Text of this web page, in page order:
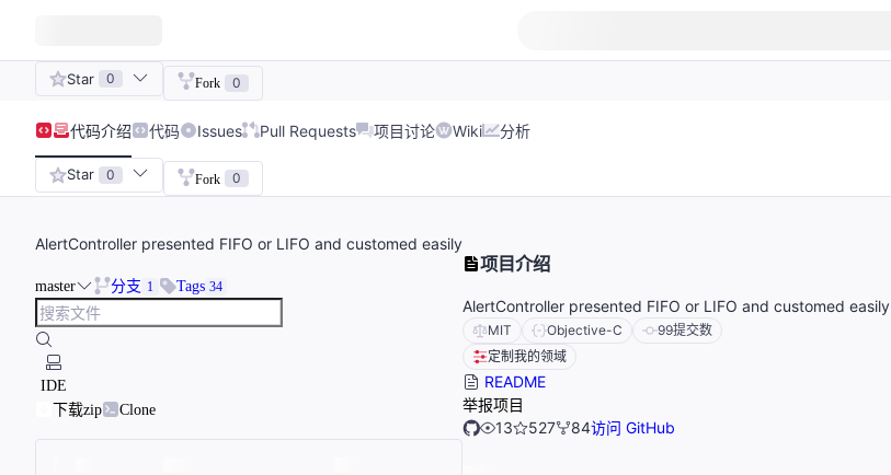
Star 0 Fork 0
代码介绍 代码 Issues Pull Requests 项目讨论 Wiki 分析
Star 0 Fork 0
AlertController presented FIFO or LIFO and customed easily
master 分支 1 Tags 34
IDE
下载zip
Clone
项目介绍
AlertController presented FIFO or LIFO and customed easily
MIT Objective-C 99提交数
定制我的领域
README
举报项目
13
527 84访问 GitHub